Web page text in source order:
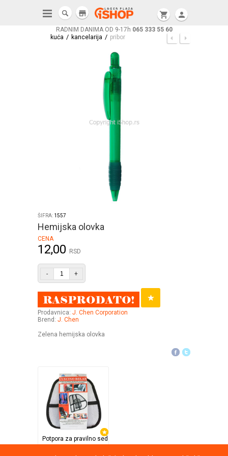
RADNIM DANIMA OD 9-17h 065 333 55 60
shopping_cart person
store
kuća / kancelarija / pribor
ŠIFRA: 1557
Hemijska olovka
CENA
12,00 RSD
- +
Prodavnica: J. Chen Corporation
Brend: J. Chen
Zelena hemijska olovka
Potpora za pravilno sedenje